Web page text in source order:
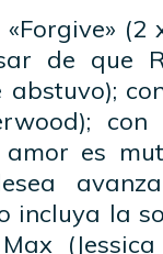
(2
de que
es
incluya la